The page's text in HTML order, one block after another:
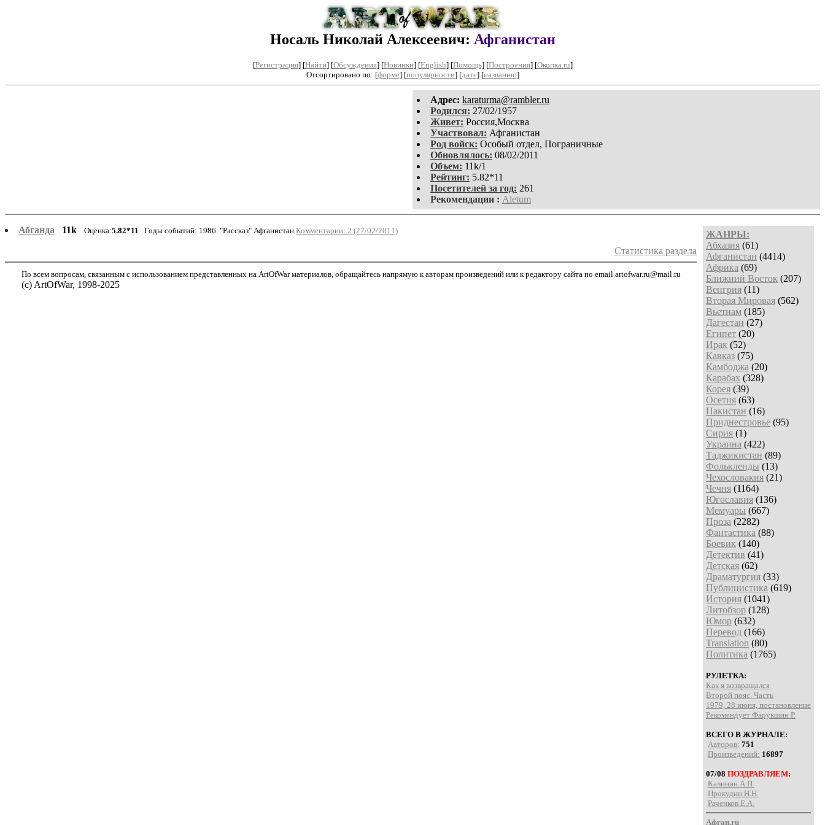
Носаль Николай Алексеевич: Афганистан
[Регистрация] [Найти] [Обсуждения] [Новинки] [English] [Помощь] [Построения] [Окопка.ru]
Отсортировано по: [форме] [популярности] [дате] [названию]
Aдpeс: karaturma@rambler.ru
Родился: 27/02/1957
Живет: Россия,Москва
Участвовал: Афганистан
Род войск: Особый отдел, Пограничные
Обновлялось: 08/02/2011
Объем: 11k/1
Рейтинг: 5.82*11
Посетителей за год: 261
Рекомендации : Aletum
ЖАНРЫ:
Абхазия (61)
Афганистан (4414)
Африка (69)
Ближний Восток (207)
Венгрия (11)
Вторая Мировая (562)
Вьетнам (185)
Дагестан (27)
Египет (20)
Ирак (52)
Кавказ (75)
Камбоджа (20)
Карабах (328)
Корея (39)
Осетия (63)
Пакистан (16)
Приднестровье (95)
Сирия (1)
Украина (422)
Таджикистан (89)
Фолькленды (13)
Чехословакия (21)
Чечня (1164)
Югославия (136)
Мемуары (667)
Проза (2282)
Фантастика (88)
Боевик (140)
Детектив (41)
Детская (62)
Драматургия (33)
Публицистика (619)
История (1041)
Литобзор (128)
Юмор (632)
Перевод (166)
Translation (80)
Политика (1765)
РУЛЕТКА:
Как я возвращался
Второй пояс. Часть
1979, 28 июня, постановление
Рекомендует Фарукшин Р.
ВСЕГО В ЖУРНАЛЕ:
Авторов: 751
Произведений: 16897
07/08 ПОЗДРАВЛЯЕМ:
Калинин А.П.
Прокудин Н.Н.
Раченков Е.А.
Афган.ru
Абганда 11k Оценка:5.82*11 Годы событий: 1986. "Рассказ" Афганистан Комментарии: 2 (27/02/2011)
Статистика раздела
По всем вопросам, связанным с использованием представленных на ArtOfWar материалов, обращайтесь напрямую к авторам произведений или к редактору сайта по email artofwar.ru@mail.ru
(с) ArtOfWar, 1998-2025